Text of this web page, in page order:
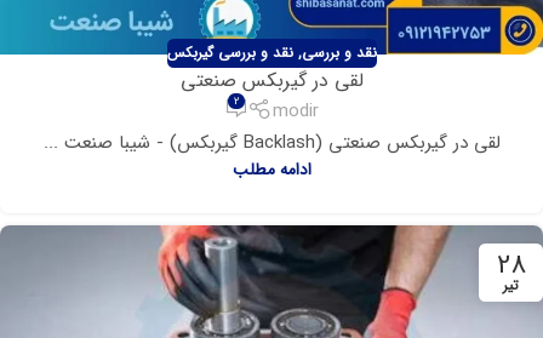
نقد و بررسی,نقد و بررسی گیربکس
لقی در گیربکس صنعتی
modir
2
لقی در گیربکس صنعتی (Backlash گیربکس) - شیبا صنعت ...
ادامه مطلب
28
تیر